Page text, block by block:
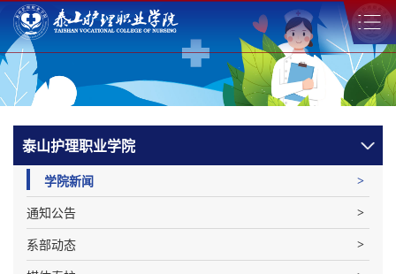
泰山护理职业学院
学院新闻
通知公告
系部动态